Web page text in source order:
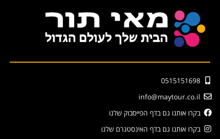
0515151698
info@maytour.co.il
בקרו אותנו גם בדף הפייסבוק שלנו
בקרו אותנו גם בדף האינסטגרם שלנו